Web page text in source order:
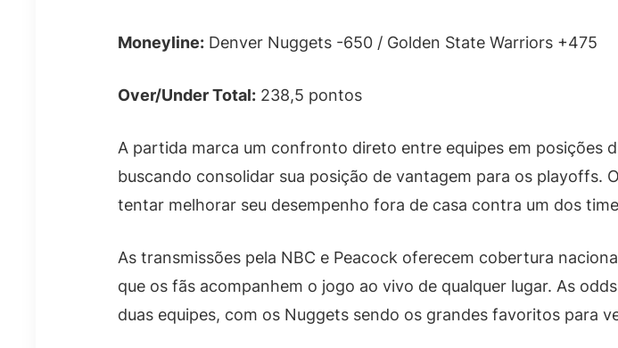
Moneyline: Denver Nuggets -650 / Golden State Warriors +475
Over/Under Total: 238,5 pontos
A partida marca um confronto direto entre equipes em posições
buscando consolidar sua posição de vantagem para os playoffs.
tentar melhorar seu desempenho fora de casa contra um dos
As transmissões pela NBC e Peacock oferecem cobertura
que os fãs acompanhem o jogo ao vivo de qualquer lugar. As
duas equipes, com os Nuggets sendo os grandes favoritos para